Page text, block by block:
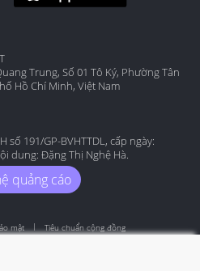
Trung, Số 01 Tô Ký, Phường Tân
Hồ Chí Minh, Việt Nam
số 191/GP-BVHTTDL, cấp ngày:
dung: Đặng Thị Nghệ Hà.
quảng cáo
mật Tiêu chuẩn cộng đồng